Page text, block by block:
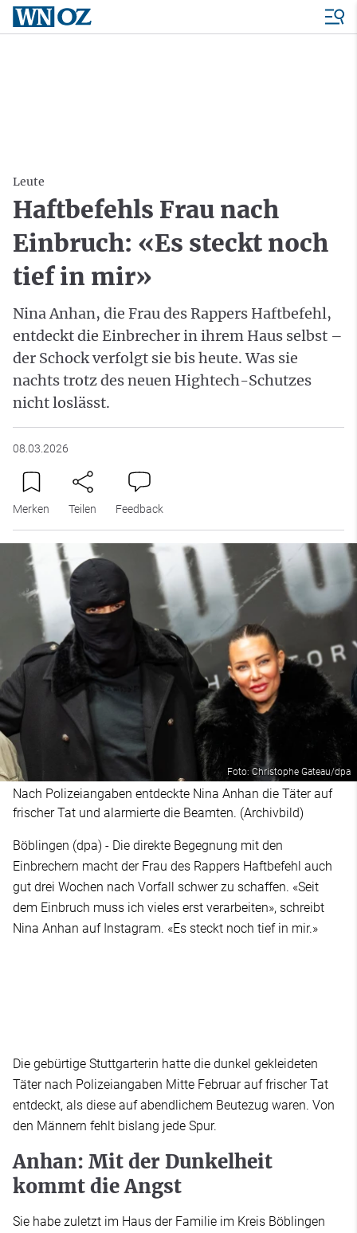
Leute
Haftbefehls Frau nach
Einbruch: «Es steckt noch
tief in mir»
Nina Anhan, die Frau des Rappers Haftbefehl,
entdeckt die Einbrecher in ihrem Haus selbst –
der Schock verfolgt sie bis heute. Was sie
nachts trotz des neuen Hightech-Schutzes
nicht loslässt.
08.03.2026
Merken Teilen Feedback
Foto: Christophe Gateau/dpa
Nach Polizeiangaben entdeckte Nina Anhan die Täter auf
frischer Tat und alarmierte die Beamten. (Archivbild)
Böblingen (dpa) - Die direkte Begegnung mit den
Einbrechern macht der Frau des Rappers Haftbefehl auch
gut drei Wochen nach Vorfall schwer zu schaffen. «Seit
dem Einbruch muss ich vieles erst verarbeiten», schreibt
Nina Anhan auf Instagram. «Es steckt noch tief in mir.»
Die gebürtige Stuttgarterin hatte die dunkel gekleideten
Täter nach Polizeiangaben Mitte Februar auf frischer Tat
entdeckt, als diese auf abendlichem Beutezug waren. Von
den Männern fehlt bislang jede Spur.
Anhan: Mit der Dunkelheit
kommt die Angst
Sie habe zuletzt im Haus der Familie im Kreis Böblingen